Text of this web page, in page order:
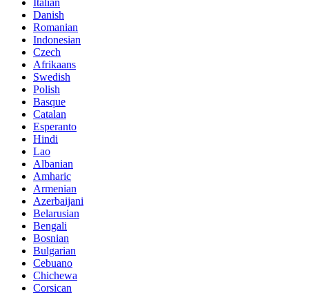
Danish
Romanian
Indonesian
Czech
Afrikaans
Swedish
Polish
Basque
Catalan
Esperanto
Hindi
Lao
Albanian
Amharic
Armenian
Azerbaijani
Belarusian
Bengali
Bosnian
Bulgarian
Cebuano
Chichewa
Corsican